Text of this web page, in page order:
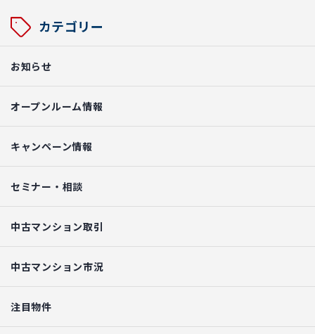
カテゴリー
お知らせ
オープンルーム情報
キャンペーン情報
セミナー・相談
中古マンション取引
中古マンション市況
注目物件